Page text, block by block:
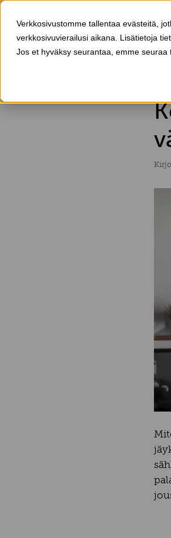
Verkkosivustomme tallentaa evästeitä,
verkkosivuvierailusi aikana. Lisätietoja
Jos et hyväksy seurantaa, emme